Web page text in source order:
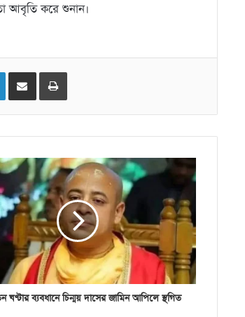
আবৃতি করে শুনান।
LinkedIn
ইমেইলের মাধ্যমে শেয়ার করুন প্রিন্ট করুন
ঘণ্টার ব্যবধানে চিন্ময় দাসের জামিন আপিলে স্থগিত